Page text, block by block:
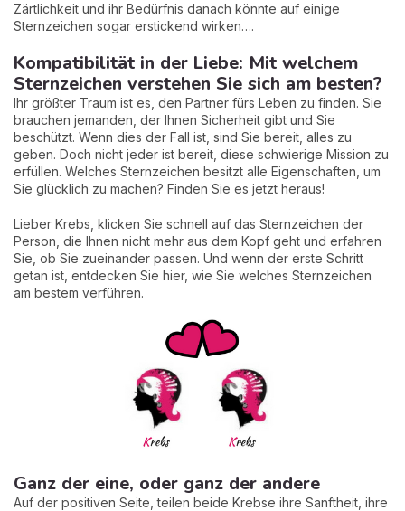
Zärtlichkeit und ihr Bedürfnis danach könnte auf einige
Sternzeichen sogar erstickend wirken….
Kompatibilität in der Liebe: Mit welchem
Sternzeichen verstehen Sie sich am besten?
Ihr größter Traum ist es, den Partner fürs Leben zu finden. Sie
brauchen jemanden, der Ihnen Sicherheit gibt und Sie
beschützt. Wenn dies der Fall ist, sind Sie bereit, alles zu
geben. Doch nicht jeder ist bereit, diese schwierige Mission zu
erfüllen. Welches Sternzeichen besitzt alle Eigenschaften, um
Sie glücklich zu machen? Finden Sie es jetzt heraus!
Lieber Krebs, klicken Sie schnell auf das Sternzeichen der
Person, die Ihnen nicht mehr aus dem Kopf geht und erfahren
Sie, ob Sie zueinander passen. Und wenn der erste Schritt
getan ist, entdecken Sie hier, wie Sie welches Sternzeichen
am bestem verführen.
Ganz der eine, oder ganz der andere
Auf der positiven Seite, teilen beide Krebse ihre Sanftheit, ihre